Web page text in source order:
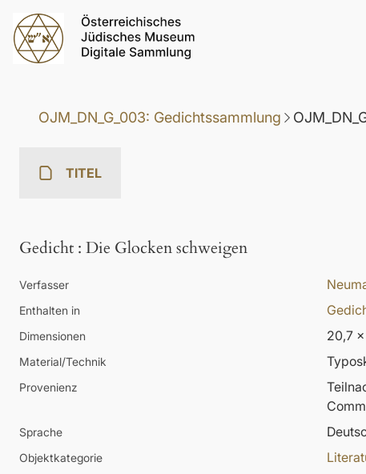
OJM_DN_G_003: Gedichtssammlung
TITEL
Gedicht : Die Glocken schweigen
Verfasser
Enthalten in
Dimensionen 20,7 x
Material/Technik
Provenienz
Sprache
Objektkategorie